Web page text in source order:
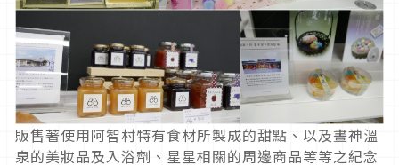
販售著使用阿智村特有食材所製成的甜點、以及晝神溫
泉的美妝品及入浴劑、星星相關的周邊商品等等之紀念